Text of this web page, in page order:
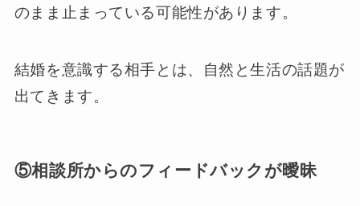
のまま止まっている可能性があります。
結婚を意識する相手とは、自然と生活の話題が
出てきます。
⑤相談所からのフィードバックが曖昧